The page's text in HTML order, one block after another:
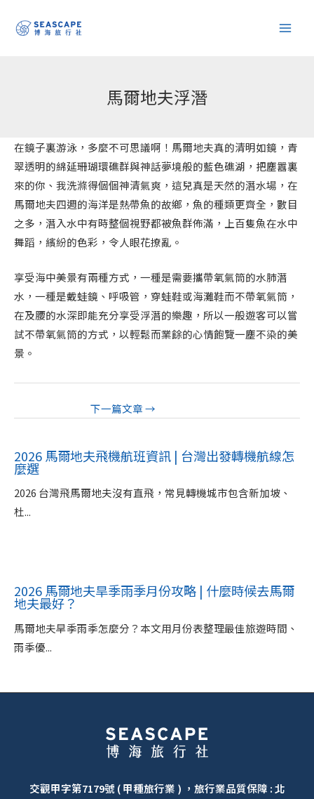
馬爾地夫浮潛
在鏡子裏游泳，多麼不可思議啊！馬爾地夫真的清明如鏡，青
翠透明的綿延珊瑚環礁群與神話夢境般的藍色礁湖，把塵囂裏
來的你、我洗滌得個個神清氣爽，這兒真是天然的潛水場，在
馬爾地夫四週的海洋是熱帶魚的故鄉，魚的種類更齊全，數目
之多，潛入水中有時整個視野都被魚群佈滿，上百隻魚在水中
舞蹈，繽紛的色彩，令人眼花撩亂。
享受海中美景有兩種方式，一種是需要攜帶氧氣筒的水肺潛
水，一種是戴蛙鏡、呼吸管，穿蛙鞋或海灘鞋而不帶氧氣筒，
在及腰的水深即能充分享受浮潛的樂趣，所以一般遊客可以嘗
試不帶氧氣筒的方式，以輕鬆而業餘的心情飽覽一塵不染的美
景。
下一篇文章→
2026 馬爾地夫飛機航班資訊 | 台灣出發轉機航線怎
麼選
2026 台灣飛馬爾地夫沒有直飛，常見轉機城市包含新加坡、
杜...
2026 馬爾地夫旱季雨季月份攻略 | 什麼時候去馬爾
地夫最好？
馬爾地夫旱季雨季怎麼分？本文用月份表整理最佳旅遊時間、
雨季優...
交觀甲字第7179號 ( 甲種旅行業 ) ，旅行業品質保障 : 北